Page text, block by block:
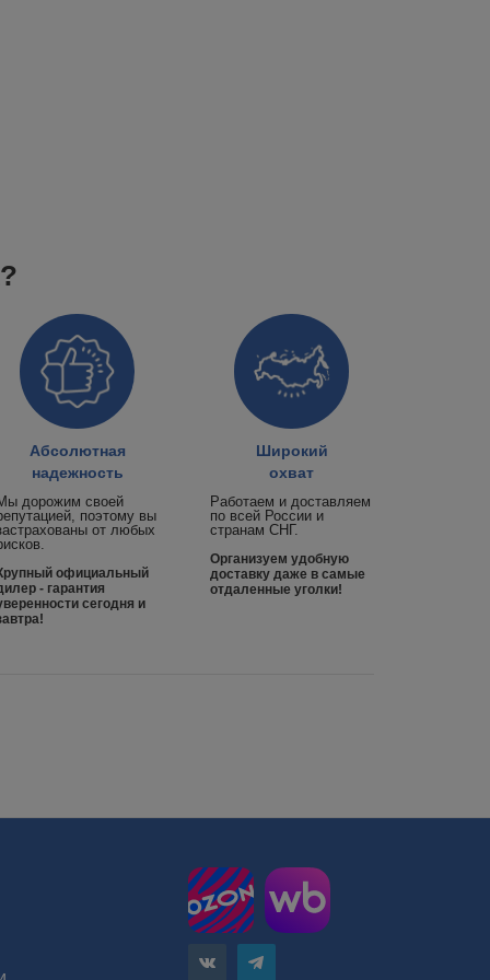
Абсолютная
надежность
дорожим своей
поэтому вы
от любых
официальный
- гарантия
сегодня и
Широкий
охват
Работаем и доставляем
по всей России и
странам СНГ.
Организуем удобную
доставку даже в самые
отдаленные уголки!